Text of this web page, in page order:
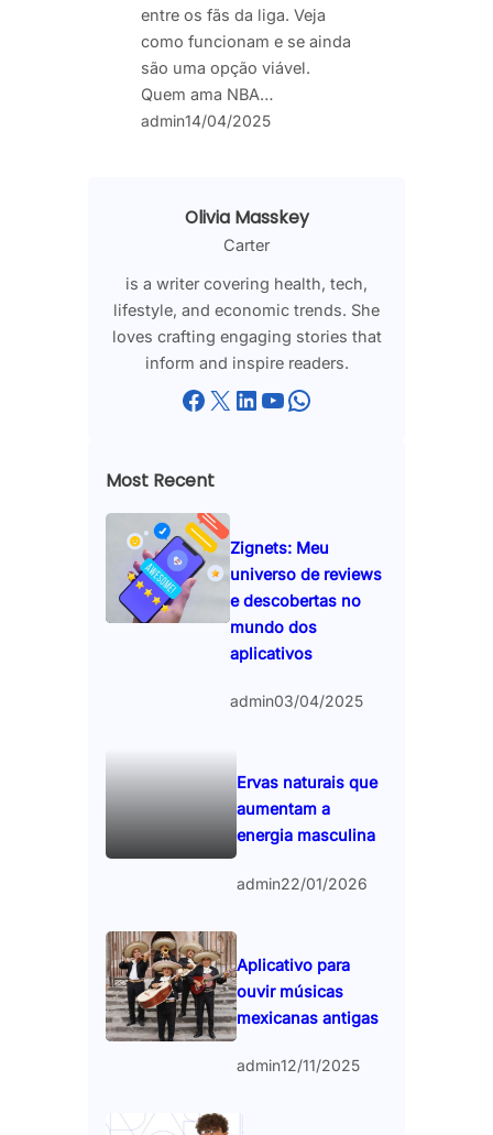
entre os fãs da liga. Veja
como funcionam e se ainda
são uma opção viável.
Quem ama NBA…
admin14/04/2025
Olivia Masskey
Carter
is a writer covering health, tech,
lifestyle, and economic trends. She
loves crafting engaging stories that
inform and inspire readers.
Facebook X LinkedIn YouTube WhatsApp
Most Recent
Zignets: Meu
universo de reviews
e descobertas no
mundo dos
aplicativos
admin03/04/2025
Ervas naturais que
aumentam a
energia masculina
admin22/01/2026
Aplicativo para
ouvir músicas
mexicanas antigas
admin12/11/2025